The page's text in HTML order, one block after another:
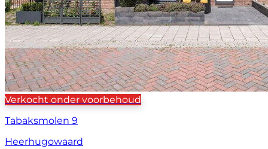
Verkocht onder voorbehoud
Tabaksmolen 9
Heerhugowaard